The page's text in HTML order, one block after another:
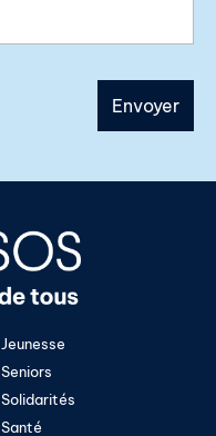
Jeunesse
Seniors
Solidarités
Santé